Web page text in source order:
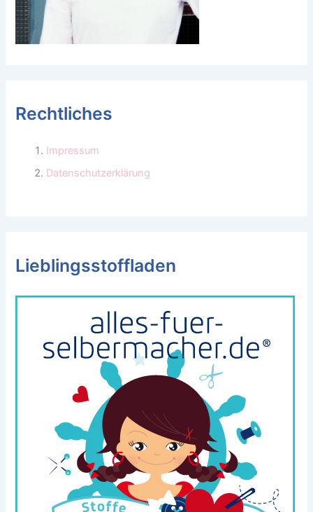
Rechtliches
Impressum
Datenschutzerklärung
Lieblingsstoffladen